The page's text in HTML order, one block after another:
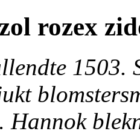
rozex
1503.
Hannok